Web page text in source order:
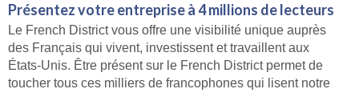
Présentez votre entreprise à 4 millions de lecteurs
Le French District vous offre une visibilité unique auprès
des Français qui vivent, investissent et travaillent aux
États-Unis. Être présent sur le French District permet de
toucher tous ces milliers de francophones qui lisent notre